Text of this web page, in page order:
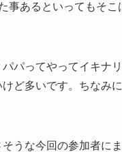
事あるといってもそ
パってやってイキナ
ど多いです。ちなみ
うな今回の参加者に